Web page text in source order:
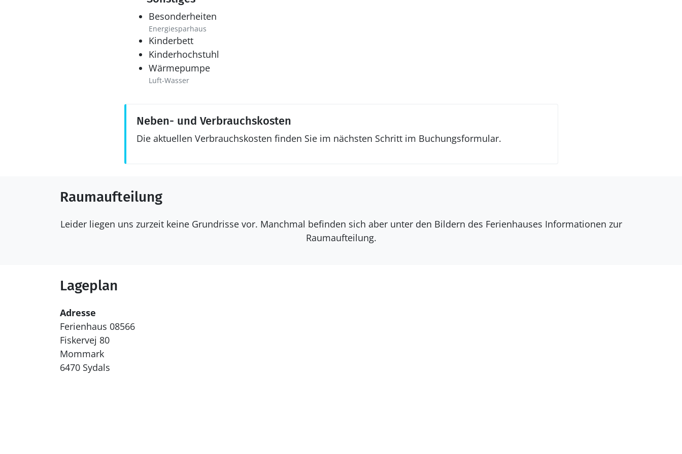
Besonderheiten
Energiesparhaus
Kinderbett
Kinderhochstuhl
Wärmepumpe
Luft-Wasser
Neben- und Verbrauchskosten
Die aktuellen Verbrauchskosten finden Sie im nächsten Schritt im Buchungsformular.
Raumaufteilung
Leider liegen uns zurzeit keine Grundrisse vor. Manchmal befinden sich aber unter den Bildern des Ferienhauses Informationen zur
Raumaufteilung.
Lageplan
Adresse
Ferienhaus 08566
Fiskervej 80
Mommark
6470 Sydals